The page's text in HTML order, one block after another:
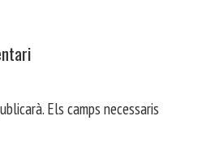
Els camps necessaris